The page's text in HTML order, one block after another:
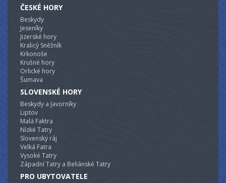
ČESKÉ HORY
Beskydy
Jeseníky
Jizerské hory
Kralicý Sněžník
Krkonoše
Krušné hory
Orlické hory
Šumava
SLOVENSKÉ HORY
Beskydy a Javorníky
Liptov
Malá Faktra
Nízké Tatry
Slovenský ráj
Velká Fatra
Vysoké Tatry
Západní Tatry a Beliánské Tatry
PRO UBYTOVATELE